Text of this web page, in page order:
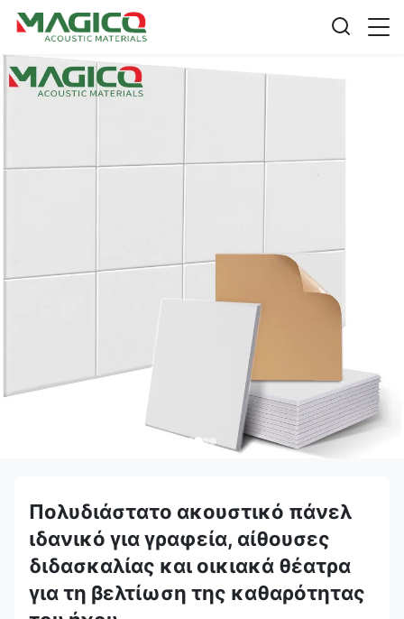
Πολυδιάστατο ακουστικό πάνελ
ιδανικό για γραφεία, αίθουσες
διδασκαλίας και οικιακά θέατρα
για τη βελτίωση της καθαρότητας